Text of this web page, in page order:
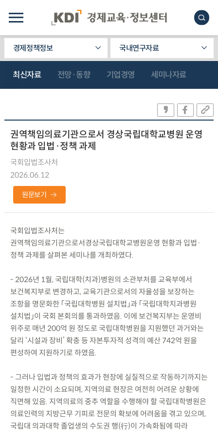
경제정책정보 국내연구자료
최신자료 전망·동향 기업경영 세미나자료
권역책임의료기관으로서 경상국립대학교병원 운영
현황과 입법·정책 과제
국회입법조사처
2026.06.12
원문보기
국회입법조사처는
권역책임의료기관으로서경상국립대학교병원운영 현황과 입법·
정책 과제를 살펴본 세미나를 개최하였다.
- 2026년 1월, 국립대학(치과)병원의 소관부처를 교육부에서
보건복지부로 변경하고, 교육기관으로서의 자율성을 보장하는
조항을 명문화한 「국립대학병원 설치법」과 「국립대학치과병원
설치법」이 국회 본회의를 통과하였음. 이에 보건복지부는 운영비
위주로 매년 200억 원 정도로 국립대학병원을 지원했던 과거와는
달리 ‘시설과 장비’ 확충 등 자본투자적 성격의 예산 742억 원을
편성하여 지원하기로 하였음.
- 그러나 입법과 정책의 효과가 현장에 실질적으로 작동하기까지는
일정한 시간이 소요되며, 지역의료 현장은 여전히 어려운 상황에
직면해 있음. 지역의료의 중추 역할을 수행해야 할 국립대학병원은
의료인력의 지방근무 기피로 전문의 확보에 어려움을 겪고 있으며,
국립대 의과대학 졸업생의 수도권 행(行)이 가속화됨에 따라